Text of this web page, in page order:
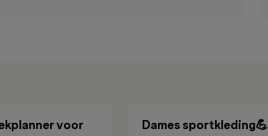
voor
Dames sportkleding💪